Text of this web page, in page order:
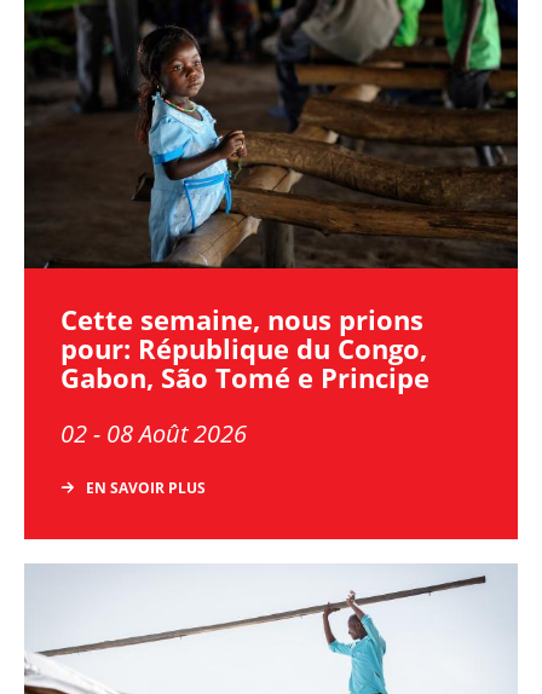
Cette semaine, nous prions
pour: République du Congo,
Gabon, São Tomé e Principe
02 - 08 Août 2026
EN SAVOIR PLUS